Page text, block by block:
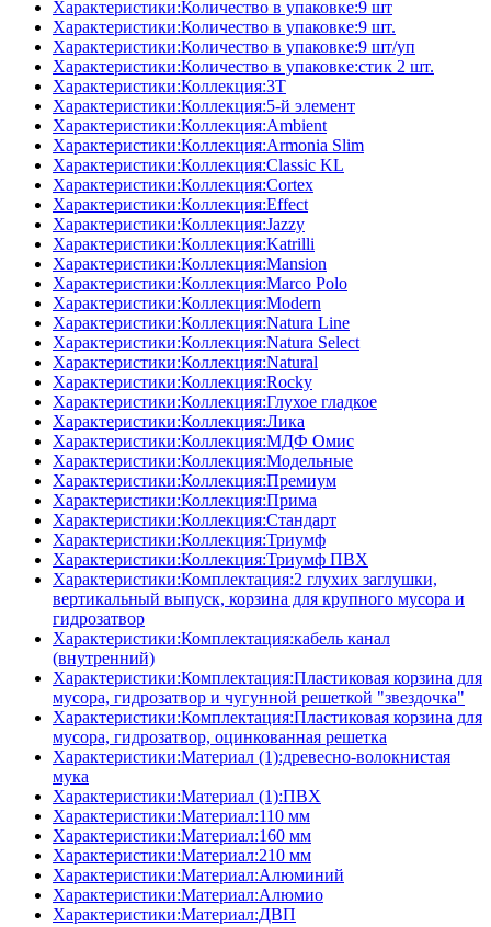
Характеристики:Количество в упаковке:9 шт
Характеристики:Количество в упаковке:9 шт.
Характеристики:Количество в упаковке:9 шт/уп
Характеристики:Количество в упаковке:стик 2 шт.
Характеристики:Коллекция:3T
Характеристики:Коллекция:5-й элемент
Характеристики:Коллекция:Ambient
Характеристики:Коллекция:Armonia Slim
Характеристики:Коллекция:Classic KL
Характеристики:Коллекция:Cortex
Характеристики:Коллекция:Effect
Характеристики:Коллекция:Jazzy
Характеристики:Коллекция:Katrilli
Характеристики:Коллекция:Mansion
Характеристики:Коллекция:Marco Polo
Характеристики:Коллекция:Modern
Характеристики:Коллекция:Natura Line
Характеристики:Коллекция:Natura Select
Характеристики:Коллекция:Natural
Характеристики:Коллекция:Rocky
Характеристики:Коллекция:Глухое гладкое
Характеристики:Коллекция:Лика
Характеристики:Коллекция:МДФ Омис
Характеристики:Коллекция:Модельные
Характеристики:Коллекция:Премиум
Характеристики:Коллекция:Прима
Характеристики:Коллекция:Стандарт
Характеристики:Коллекция:Триумф
Характеристики:Коллекция:Триумф ПВХ
Характеристики:Комплектация:2 глухих заглушки,
вертикальный выпуск, корзина для крупного мусора и
гидрозатвор
Характеристики:Комплектация:кабель канал
(внутренний)
Характеристики:Комплектация:Пластиковая корзина для
мусора, гидрозатвор и чугунной решеткой "звездочка"
Характеристики:Комплектация:Пластиковая корзина для
мусора, гидрозатвор, оцинкованная решетка
Характеристики:Материал (1):древесно-волокнистая
мука
Характеристики:Материал (1):ПВХ
Характеристики:Материал:110 мм
Характеристики:Материал:160 мм
Характеристики:Материал:210 мм
Характеристики:Материал:Алюминий
Характеристики:Материал:Алюмио
Характеристики:Материал:ДВП